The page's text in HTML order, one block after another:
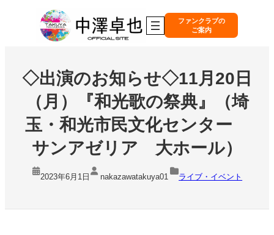
ファンクラブの
ご案内
◇出演のお知らせ◇11月20日
（月）『和光歌の祭典』（埼
玉・和光市民文化センター
サンアゼリア 大ホール）
2023年6月1日 nakazawatakuya01 ライブ・イベント